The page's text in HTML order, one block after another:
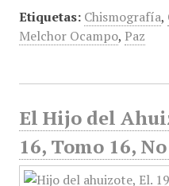
Etiquetas: Chismografía,
Melchor Ocampo, Paz
El Hijo del
16, Tomo 16,